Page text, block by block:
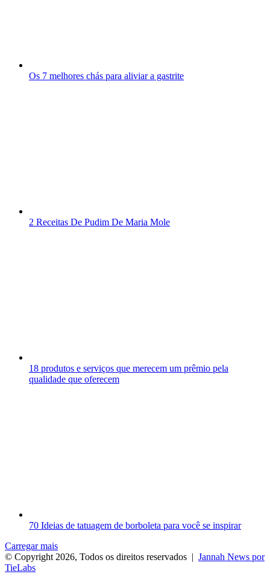
Os 7 melhores chás para aliviar a gastrite
2 Receitas De Pudim De Maria Mole
18 produtos e serviços que merecem um prêmio pela
qualidade que oferecem
70 Ideias de tatuagem de borboleta para você se inspirar
Carregar mais
© Copyright 2026, Todos os direitos reservados | Jannah News por
TieLabs